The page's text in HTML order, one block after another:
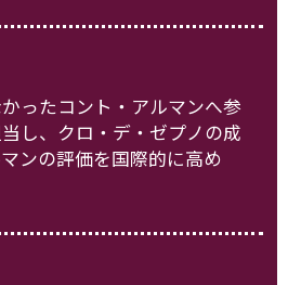
ったコント・アルマンへ参
し、クロ・デ・ゼプノの成
ンの評価を国際的に高め